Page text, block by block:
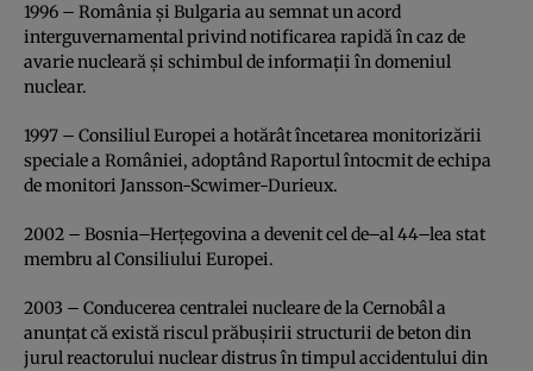
1996 – România şi Bulgaria au semnat un acord
interguvernamental privind notificarea rapidă în caz de
avarie nucleară şi schimbul de informaţii în domeniul
nuclear.
1997 – Consiliul Europei a hotărât încetarea monitorizării
speciale a României, adoptând Raportul întocmit de echipa
de monitori Jansson-Scwimer-Durieux.
2002 – Bosnia–Herţegovina a devenit cel de–al 44–lea stat
membru al Consiliului Europei.
2003 – Conducerea centralei nucleare de la Cernobâl a
anunţat că există riscul prăbuşirii structurii de beton din
jurul reactorului nuclear distrus în timpul accidentului din